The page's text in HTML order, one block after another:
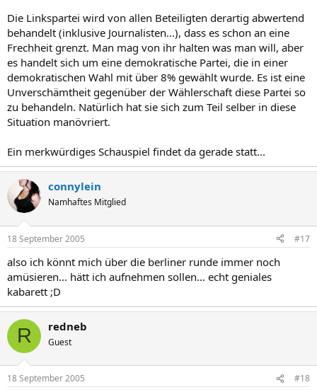
Die Linkspartei wird von allen Beteiligten derartig abwertend
behandelt (inklusive Journalisten...), dass es schon an eine
Frechheit grenzt. Man mag von ihr halten was man will, aber
es handelt sich um eine demokratische Partei, die in einer
demokratischen Wahl mit über 8% gewählt wurde. Es ist eine
Unverschämtheit gegenüber der Wählerschaft diese Partei so
zu behandeln. Natürlich hat sie sich zum Teil selber in diese
Situation manövriert.
Ein merkwürdiges Schauspiel findet da gerade statt...
connylein
Namhaftes Mitglied
18 September 2005 #17
also ich könnt mich über die berliner runde immer noch
amüsieren... hätt ich aufnehmen sollen... echt geniales
kabarett ;D
R redneb
Guest
18 September 2005 #18